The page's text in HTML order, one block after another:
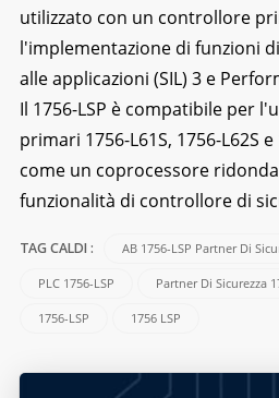
utilizzato con un controllore
l'implementazione di funzioni
alle applicazioni (SIL) 3 e
Il 1756-LSP è compatibile per
primari 1756-L61S, 1756-L62S e
come un coprocessore
funzionalità di controllore di
TAG CALDI : AB 1756-LSP Partner Di
PLC 1756-LSP Partner Di Sicurezza
1756-LSP 1756 LSP